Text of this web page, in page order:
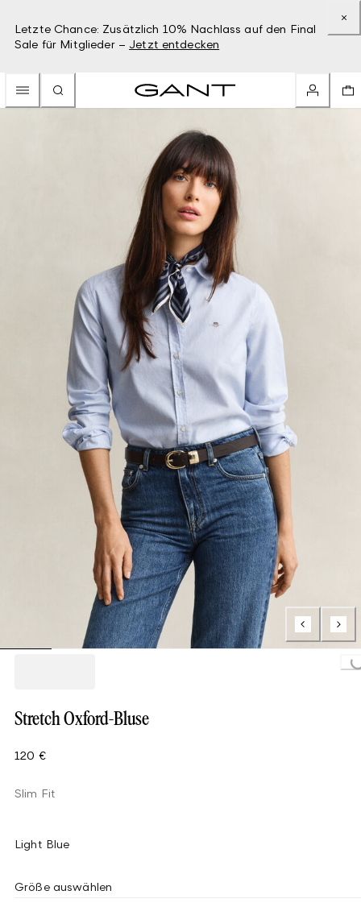
Letzte Chance: Zusätzlich 10% Nachlass auf den Final
Sale für Mitglieder – Jetzt entdecken
Stretch Oxford-Bluse
120 €
Slim Fit
Light Blue
Größe auswählen